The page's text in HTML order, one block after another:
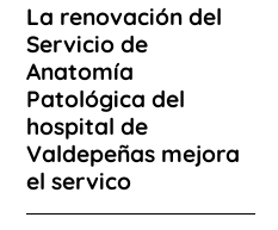
La renovación del
Servicio de
Anatomía
Patológica del
hospital de
Valdepeñas mejora
el servico